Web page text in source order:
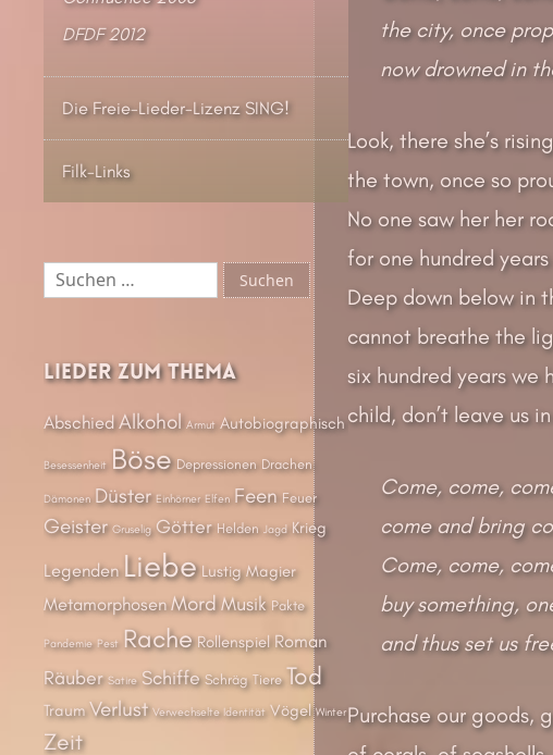
the city, once
now drowned in
Look, there she’s
the town, once so
No one saw her her
for one hundred
Deep down below in
cannot breathe the
six hundred years we
child, don’t leave us
Come, come,
come and bring
Come, come,
buy something,
and thus set us
Purchase our goods,
DFDF 2012
Die Freie-Lieder-Lizenz SING!
Filk-Links
Suchen
nach:
Lieder zum Thema
Abschied Alkohol Armut Autobiographisch
Besessenheit Böse Depressionen Drachen
Dämonen Düster Einhörner Elfen Feen Feuer
Geister Gruselig Götter Helden Jagd Krieg
Legenden Liebe Lustig Magier
Metamorphosen MordMusik Pakte
Pandemie Pest Rache Rollenspiel Roman
Räuber Satire Schiffe Schräg Tiere Tod
Traum Verlust Verwechselte Identität Vögel Winter
Zeit